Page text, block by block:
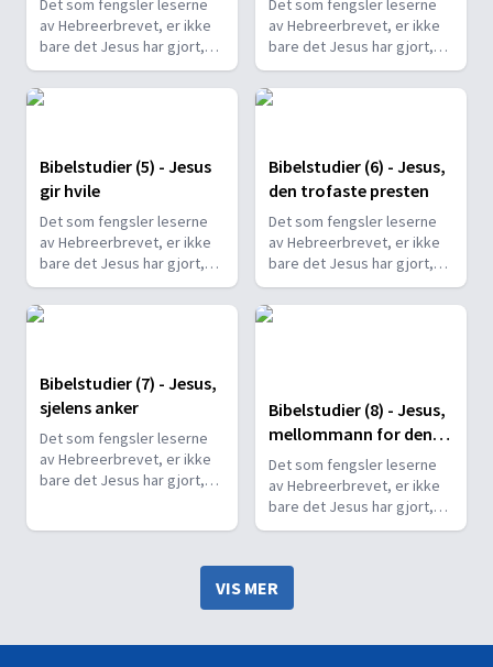
Det som fengsler leserne
av Hebreerbrevet, er ikke
bare det Jesus har gjort,
men hvem han er.
Det som fengsler leserne
av Hebreerbrevet, er ikke
bare det Jesus har gjort,
men hvem han er.
Bibelstudier (5) - Jesus
gir hvile
Det som fengsler leserne
av Hebreerbrevet, er ikke
bare det Jesus har gjort,
men hvem han er.
Bibelstudier (6) - Jesus,
den trofaste presten
Det som fengsler leserne
av Hebreerbrevet, er ikke
bare det Jesus har gjort,
men hvem han er.
Bibelstudier (7) - Jesus,
sjelens anker
Det som fengsler leserne
av Hebreerbrevet, er ikke
bare det Jesus har gjort,
Bibelstudier (8) - Jesus,
mellommann for den
nye pakt
Det som fengsler leserne
av Hebreerbrevet, er ikke
bare det Jesus har gjort,
men hvem han er.
VIS MER